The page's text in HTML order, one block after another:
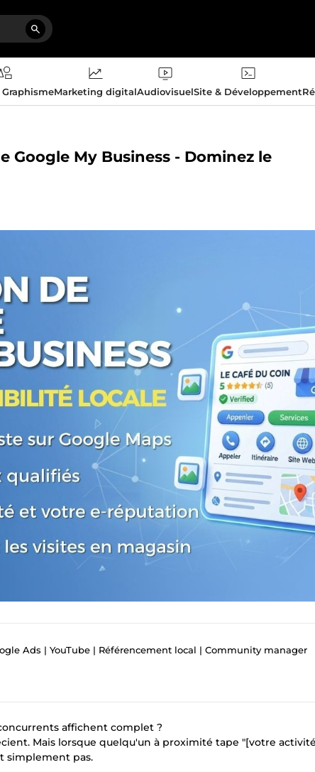
Marketing digitalAudiovisuelSite & Développement
Google My Business - Dominez le
Ads | YouTube | Référencement local | Community manager
affichent complet ?
Mais lorsque quelqu'un à proximité tape "[votre
simplement pas.